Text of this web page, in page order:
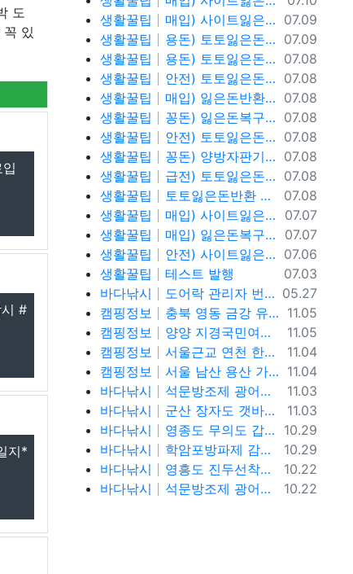
도
있
#
지*
등록일
07.09
생활꿀팁
매입) 사이트잃은돈복구 텔@ybcs24
등록일
07.09
생활꿀팁
용돈) 토토잃은돈복구 텔@ybcs24
등록일
07.08
생활꿀팁
용돈) 토토잃은돈복구 텔@ybcs24
등록일
07.08
생활꿀팁
안전) 토토잃은돈복구 텔@ybcs24
등록일
07.08
생활꿀팁
매입) 잃은돈반환 텔@ybcs24
등록일
07.08
생활꿀팁
꽁돈) 잃은돈복구 텔@ybcs24
등록일
07.08
생활꿀팁
안전) 토토잃은돈반환 텔@ybcs24
등록일
07.08
생활꿀팁
꽁돈) 양방자판기 텔@ybcs24
등록일
07.08
생활꿀팁
급전) 토토잃은돈반환 텔레@ybcs24
등록일
07.08
생활꿀팁
토토잃은돈반환 텔레@ybcs24 토토돈복구
등록일
07.07
생활꿀팁
매입) 사이트잃은돈복구 텔@ybcs24
등록일
07.07
생활꿀팁
매입) 잃은돈복구 텔@ybcs24
등록일
07.06
생활꿀팁
안전) 사이트잃은돈복구 텔@ybcs24
등록일
07.03
생활꿀팁
테스트 발행
등록일
05.27
바다낚시
도어락 관리자 번호 설정과 안전하게 관리하는 방법
등록일
11.05
캠핑정보
충북 영동 금강 유원지 강변뷰 무료 노지 차박캠핑 가볼만한곳
등록일
11.05
캠핑정보
양양 지경국민여가캠핑장, 강릉 바다뷰 노지 차박캠핑 가볼만한곳
등록일
11.04
캠핑정보
서울근교 연천 한탄강 유원지 무료노지 차박캠핑 가볼만한곳
등록일
11.04
캠핑정보
서울 남산 용산 가을단풍 명소, 남산야외식물원, 남산골한옥마을, 이태원로 단풍길, 청파로 단풍길, 서울 단풍 트래킹 가볼만한곳
등록일
11.03
바다낚시
석문방조제 광어낚시 사리물때 끝날물 광어포인트 추천
등록일
11.03
바다낚시
군산 장자도 갯바위 풀치 갈치 워킹 루어낚시 포인트
등록일
10.29
바다낚시
영종도 무의도 갑오징어 워킹 루어낚시 포인트 및 채비정보
등록일
10.29
바다낚시
학암포방파제 감성돔, 고등어,학꽁치 원투낚시 바다낚시 포인트 추천
등록일
10.22
바다낚시
영흥도 진두선착장 감성돔낚시 서울근교 감성돔낚시 포인트
등록일
10.22
바다낚시 석문방조제 광어낚시 사리물때 간조 광어루어낚시 조황정보